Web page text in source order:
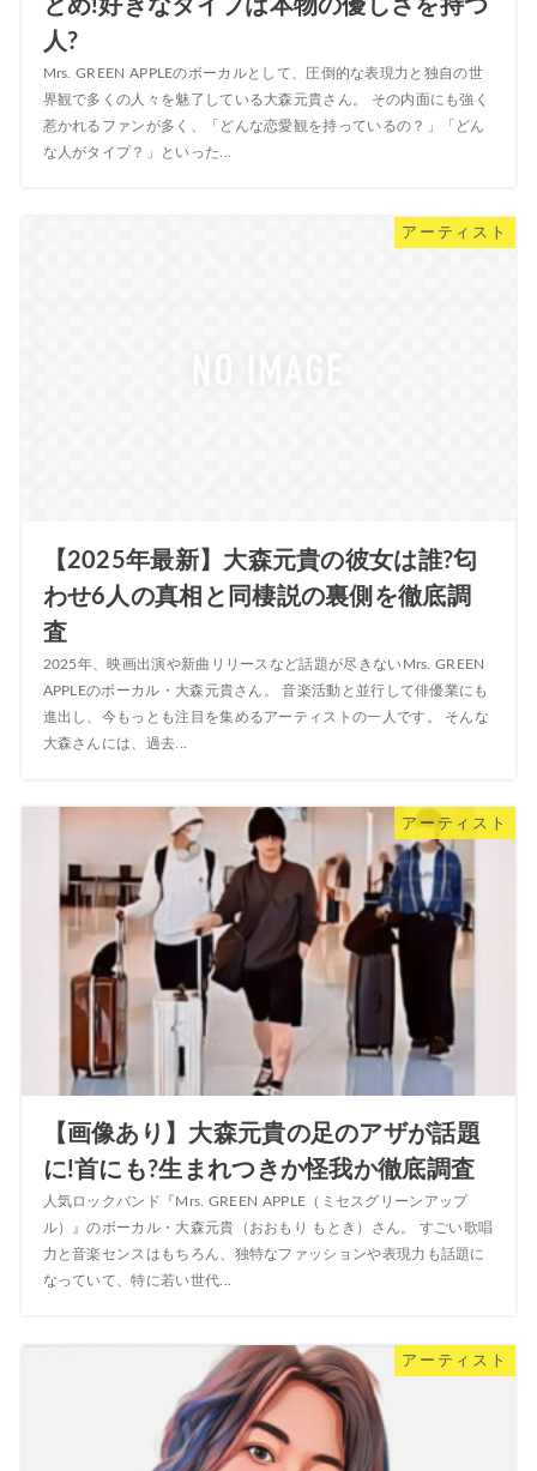
とめ!好きなタイプは本物の優しさを持つ
人?
Mrs. GREEN APPLEのボーカルとして、圧倒的な表現力と独自の世
界観で多くの人々を魅了している大森元貴さん。 その内面にも強く
惹かれるファンが多く、「どんな恋愛観を持っているの？」「どん
な人がタイプ？」といった...
アーティスト
【2025年最新】大森元貴の彼女は誰?匂
わせ6人の真相と同棲説の裏側を徹底調
査
2025年、映画出演や新曲リリースなど話題が尽きないMrs. GREEN
APPLEのボーカル・大森元貴さん。 音楽活動と並行して俳優業にも
進出し、今もっとも注目を集めるアーティストの一人です。 そんな
大森さんには、過去...
アーティスト
【画像あり】大森元貴の足のアザが話題
に!首にも?生まれつきか怪我か徹底調査
人気ロックバンド『Mrs. GREEN APPLE（ミセスグリーンアップ
ル）』のボーカル・大森元貴（おおもり もとき）さん。 すごい歌唱
力と音楽センスはもちろん、独特なファッションや表現力も話題に
なっていて、特に若い世代...
アーティスト